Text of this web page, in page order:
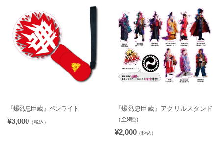
『爆烈忠臣蔵』ペンライト
¥3,000 （税込）
『爆烈忠臣蔵』アクリルスタンド
（全9種）
¥2,000 （税込）